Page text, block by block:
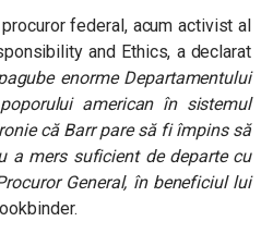
federal, acum activist al
and Ethics, a declarat
enorme Departamentului
american în sistemul
că Barr pare să fi împins să
a mers suficient de departe cu
General, în beneficiul lui